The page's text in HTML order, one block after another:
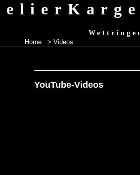
Home > Videos
YouTube-Videos